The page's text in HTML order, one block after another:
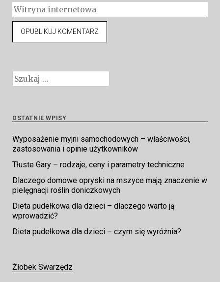
Szukaj:
OSTATNIE WPISY
Wyposażenie myjni samochodowych – właściwości,
zastosowania i opinie użytkowników
Tłuste Gary – rodzaje, ceny i parametry techniczne
Dlaczego domowe opryski na mszyce mają znaczenie w
pielęgnacji roślin doniczkowych
Dieta pudełkowa dla dzieci – dlaczego warto ją
wprowadzić?
Dieta pudełkowa dla dzieci – czym się wyróżnia?
Żłobek Swarzędz